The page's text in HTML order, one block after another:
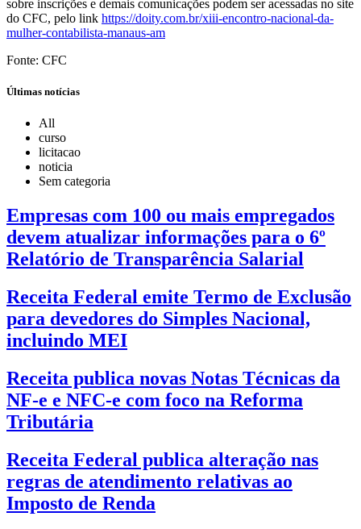
sobre inscrições e demais comunicações podem ser acessadas no site
do CFC, pelo link https://doity.com.br/xiii-encontro-nacional-da-
mulher-contabilista-manaus-am
Fonte: CFC
Últimas notícias
All
curso
licitacao
noticia
Sem categoria
Empresas com 100 ou mais empregados
devem atualizar informações para o 6º
Relatório de Transparência Salarial
Receita Federal emite Termo de Exclusão
para devedores do Simples Nacional,
incluindo MEI
Receita publica novas Notas Técnicas da
NF-e e NFC-e com foco na Reforma
Tributária
Receita Federal publica alteração nas
regras de atendimento relativas ao
Imposto de Renda